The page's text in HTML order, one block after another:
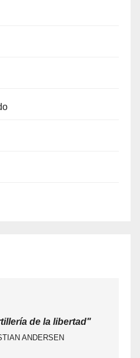
de la libertad"
ANDERSEN